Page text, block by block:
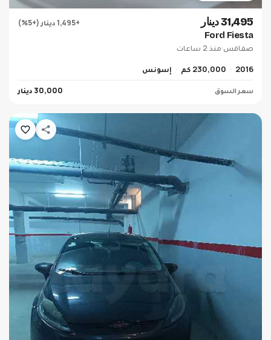
31,495 دينار +1,495 دينار (+5%)
Ford Fiesta
صفاقس·منذ 2 ساعات
2016
230,000 كم إسونس
سعر السوق 30,000 دينار